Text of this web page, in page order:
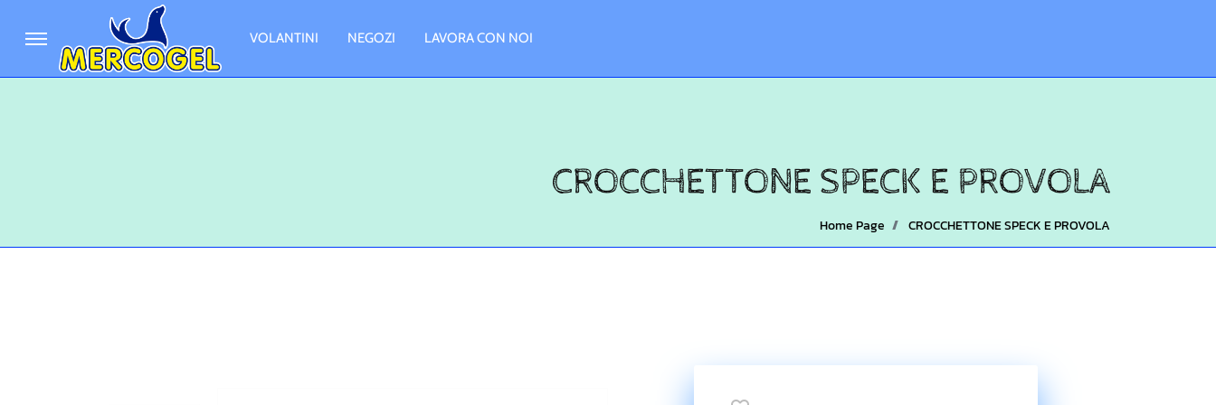
VOLANTINI NEGOZI LAVORA CON NOI
CROCCHETTONE SPECK E PROVOLA
Home Page CROCCHETTONE SPECK E PROVOLA